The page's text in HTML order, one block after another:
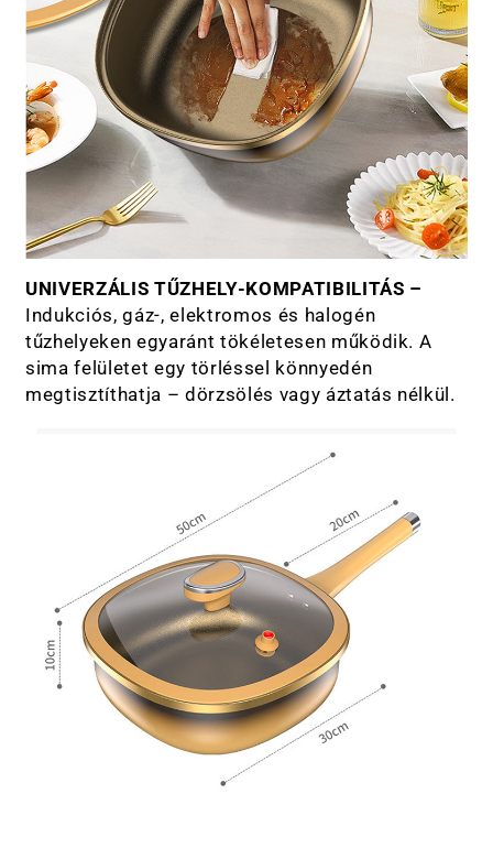
UNIVERZÁLIS TŰZHELY-KOMPATIBILITÁS –
Indukciós, gáz-, elektromos és halogén
tűzhelyeken egyaránt tökéletesen működik. A
sima felületet egy törléssel könnyedén
megtisztíthatja – dörzsölés vagy áztatás nélkül.